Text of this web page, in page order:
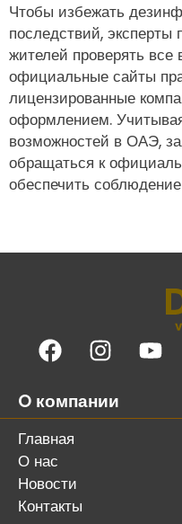
Чтобы избежать
последствий,
жителей проверять
официальные сайты
лицензированные
оформлением.
возможностей в ОАЭ,
обращаться к
обеспечить
O компании
Главная
О нас
Новости
Контакты